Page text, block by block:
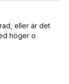
eller är det
höger o